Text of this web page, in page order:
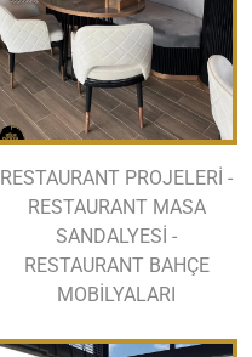
RESTAURANT PROJELERİ -
RESTAURANT MASA
SANDALYESİ -
RESTAURANT BAHÇE
MOBİLYALARI